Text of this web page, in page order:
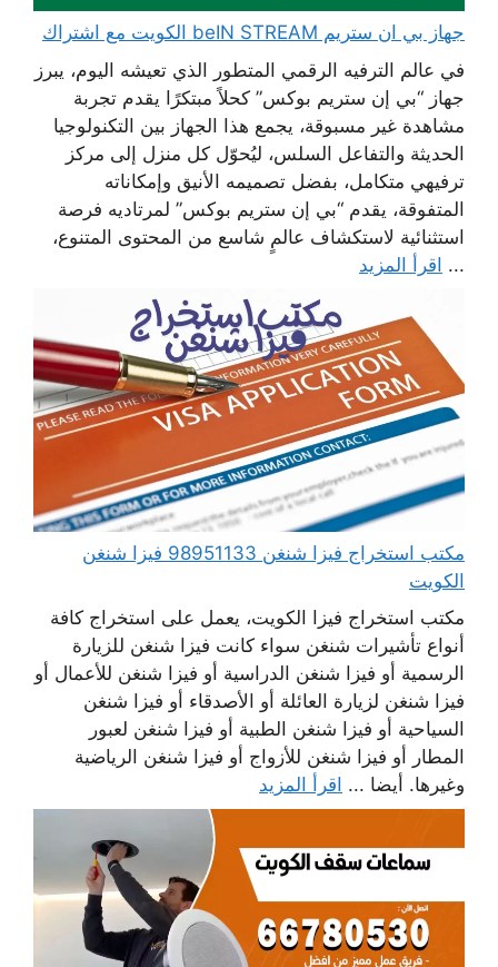
جهاز بي ان ستريم beIN STREAM الكويت مع اشتراك
في عالم الترفيه الرقمي المتطور الذي تعيشه اليوم، يبرز
جهاز “بي إن ستريم بوكس” كحلاً مبتكرًا يقدم تجربة
مشاهدة غير مسبوقة، يجمع هذا الجهاز بين التكنولوجيا
الحديثة والتفاعل السلس، ليُحوّل كل منزل إلى مركز
ترفيهي متكامل، بفضل تصميمه الأنيق وإمكاناته
المتفوقة، يقدم “بي إن ستريم بوكس” لمرتاديه فرصة
استثنائية لاستكشاف عالمٍ شاسع من المحتوى المتنوع،
... اقرأ المزيد
مكتب استخراج فيزا شنغن 98951133 فيزا شنغن
الكويت
مكتب استخراج فيزا الكويت، يعمل على استخراج كافة
أنواع تأشيرات شنغن سواء كانت فيزا شنغن للزيارة
الرسمية أو فيزا شنغن الدراسية أو فيزا شنغن للأعمال أو
فيزا شنغن لزيارة العائلة أو الأصدقاء أو فيزا شنغن
السياحية أو فيزا شنغن الطبية أو فيزا شنغن لعبور
المطار أو فيزا شنغن للأزواج أو فيزا شنغن الرياضية
وغيرها. أيضا ... اقرأ المزيد